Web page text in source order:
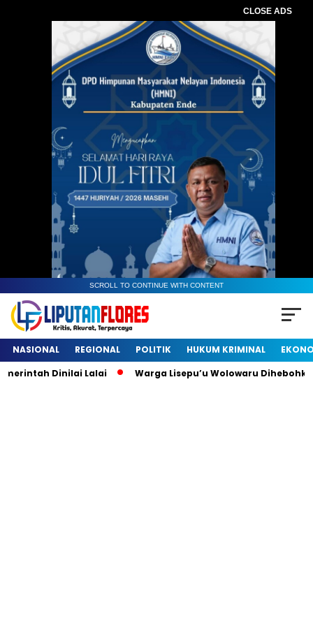
CLOSE ADS
SCROLL TO CONTINUE WITH CONTENT
NASIONAL REGIONAL POLITIK HUKUM KRIMINAL
Dinilai Lalai
Warga Lisepu’u Wolowaru Dihebohkan